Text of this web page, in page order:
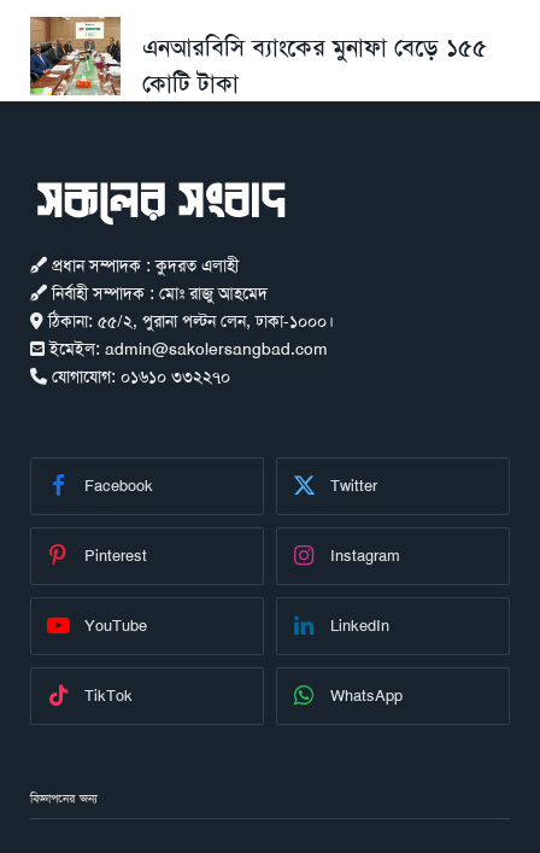
এনআরবিসি ব্যাংকের মুনাফা বেড়ে ১৫৫
কোটি টাকা
প্রধান সম্পাদক : কুদরত এলাহী
নির্বাহী সম্পাদক : মোঃ রাজু আহমেদ
ঠিকানা: ৫৫/২, পুরানা পল্টন লেন, ঢাকা-১০০০।
ইমেইল: admin@sakolersangbad.com
যোগাযোগ: ০১৬১০ ৩৩২২৭০
Facebook Twitter
Pinterest Instagram
YouTube LinkedIn
TikTok WhatsApp
বিজ্ঞাপনের জন্য